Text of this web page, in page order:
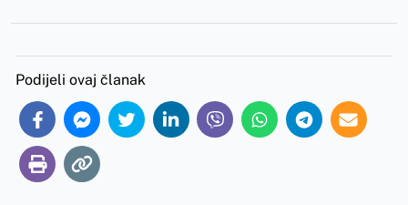
Podijeli ovaj članak